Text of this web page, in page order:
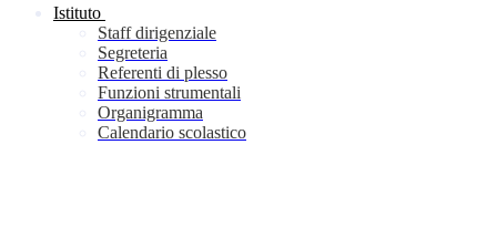
Istituto
Staff dirigenziale
Segreteria
Referenti di plesso
Funzioni strumentali
Organigramma
Calendario scolastico